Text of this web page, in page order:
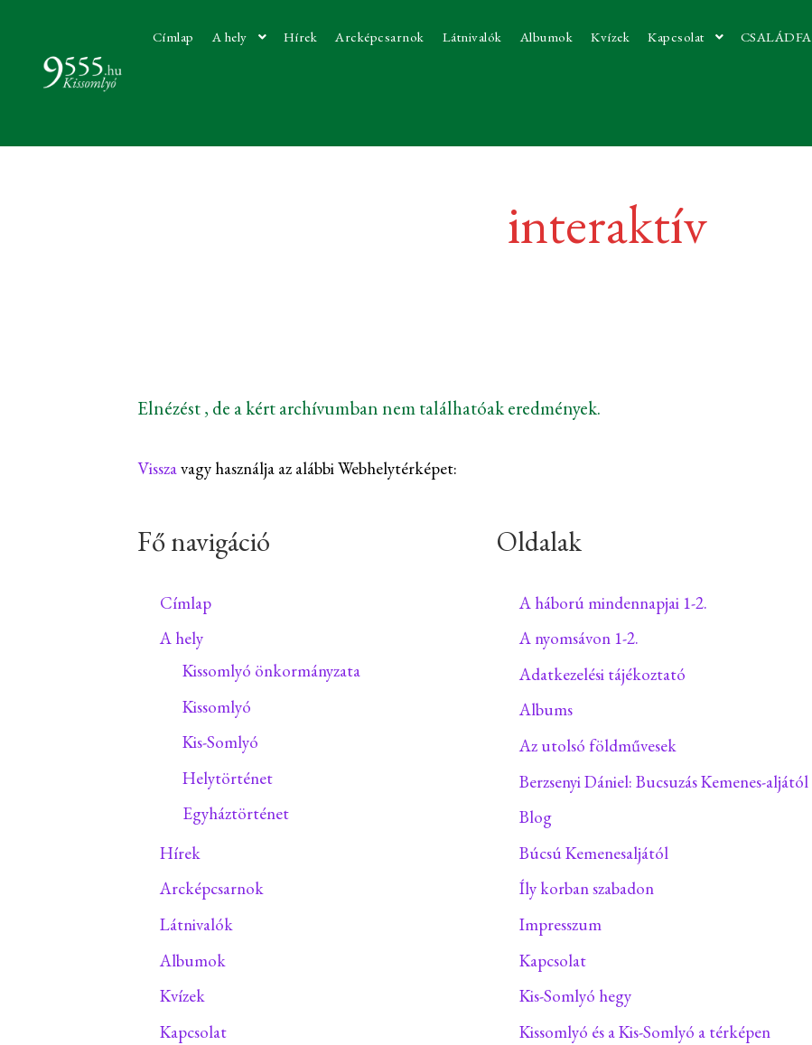
Címlap A hely Hírek Arcképcsarnok Látnivalók Albumok Kvízek Kapcsolat CSALÁDFA
interaktív
Elnézést , de a kért archívumban nem találhatóak eredmények.
Visszavagy használja az alábbi Webhelytérképet:
Fő navigáció
Címlap
A hely
Kissomlyó önkormányzata
Kissomlyó
Kis-Somlyó
Helytörténet
Egyháztörténet
Hírek
Arcképcsarnok
Látnivalók
Albumok
Kvízek
Kapcsolat
Oldalak
A háború mindennapjai 1-2.
A nyomsávon 1-2.
Adatkezelési tájékoztató
Albums
Az utolsó földművesek
Berzsenyi Dániel: Bucsuzás Kemenes-aljától
Blog
Búcsú Kemenesaljától
Íly korban szabadon
Impresszum
Kapcsolat
Kis-Somlyó hegy
Kissomlyó és a Kis-Somlyó a térképen